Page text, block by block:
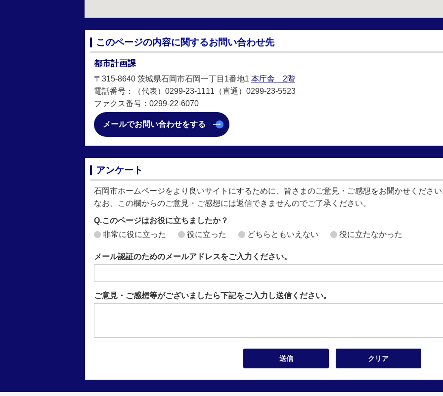
このページの内容に関するお問い合わせ先
都市計画課
〒315-8640 茨城県石岡市石岡一丁目1番地1 本庁舎 2階
電話番号：（代表）0299-23-1111（直通）0299-23-5523
ファクス番号：0299-22-6070
メールでお問い合わせをする
アンケート
石岡市ホームページをより良いサイトにするために、皆さまのご意見・ご感想をお聞かせくださ
なお、この欄からのご意見・ご感想には返信できませんのでご了承ください。
Q.このページはお役に立ちましたか？
非常に役に立った
役に立った どちらともいえない 役に立たなかった
メール認証のためのメールアドレスをご入力ください。
ご意見・ご感想等がございましたら下記をご入力し送信ください。